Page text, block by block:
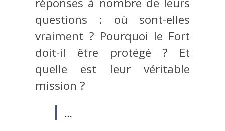
questions : où sont-elles
vraiment ? Pourquoi le Fort
doit-il être protégé ? Et
quelle est leur véritable
mission ?
…